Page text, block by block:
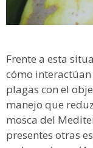
Frente a esta
cómo interactúan
plagas con el
manejo que
mosca del
presentes otras